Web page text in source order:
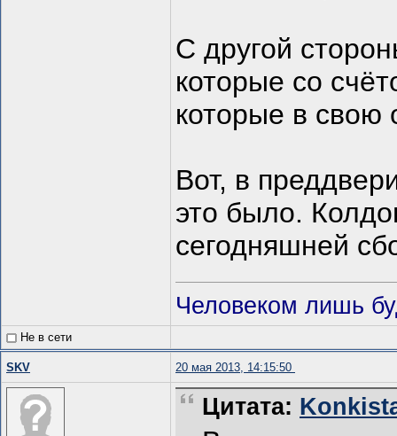
С другой
которые со
которые в свою
Вот, в
это было.
сегодняшней
Человеком лишь
Не в сети
SKV 20 мая 2013, 14:15:50
Цитата: